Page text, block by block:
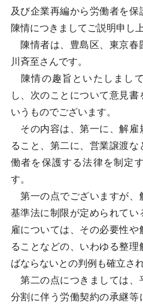
及び企業再編から労働者を
陳情につきましてご説明申し
陳情者は、豊島区、東京春
川斉至さんです。
陳情の趣旨といたしまし
し、次のことについて意見
いうものでございます。
その内容は、第一に、解雇
ること、第二に、営業譲渡
働者を保護する法律を制定
す。
第一の点でございますが、
基準法に制限が定められて
雇については、その必要性
ることなどの、いわゆる整
ばならないとの判例も確立さ
第二の点につきましては、
分割に伴う労働契約の承継